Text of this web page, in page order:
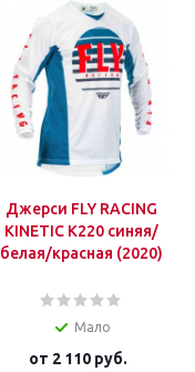
Джерси FLY RACING
KINETIC K220 синяя/
белая/красная (2020)
Мало
от 2 110 руб.